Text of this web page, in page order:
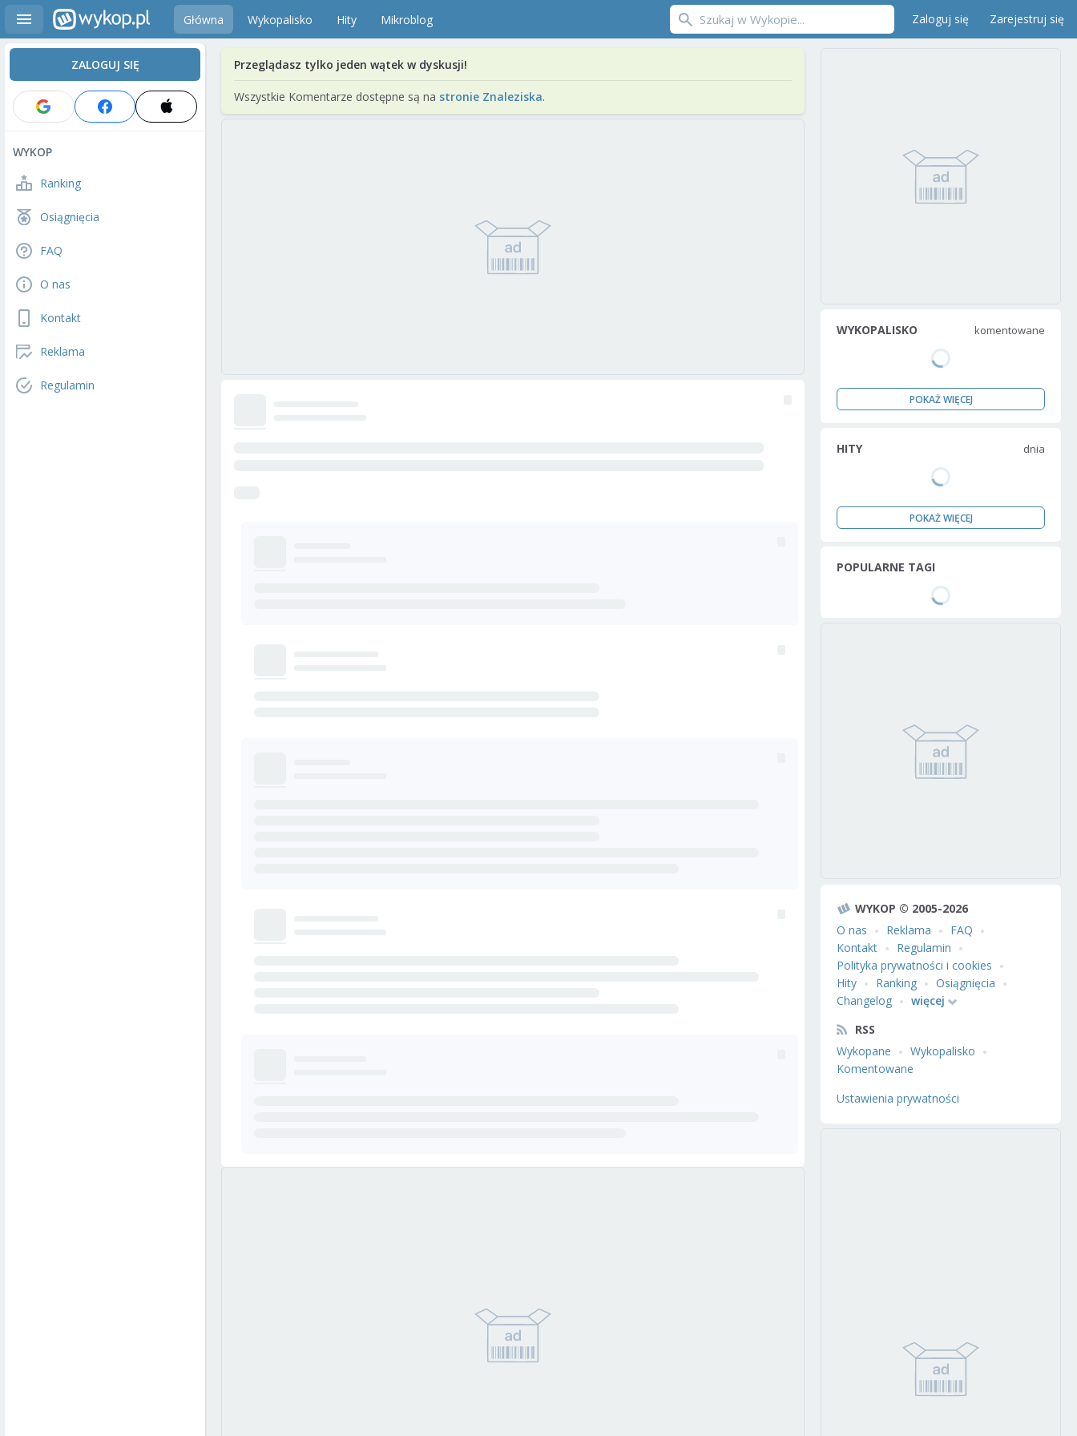
Główna Wykopalisko Hity Mikroblog Zaloguj się Zarejestruj się
ZALOGUJ SIĘ
WYKOP
Ranking
Osiągnięcia
FAQ
O nas
Kontakt
Reklama
Regulamin
Przeglądasz tylko jeden wątek w dyskusji!
Wszystkie Komentarze dostępne są na stronie Znaleziska.
WYKOPALISKO komentowane
POKAŻ WIĘCEJ
HITY dnia
POKAŻ WIĘCEJ
POPULARNE TAGI
WYKOP © 2005-2026
O nas
Reklama
FAQ
Kontakt
Regulamin
Polityka prywatności i cookies
Hity
Ranking
Osiągnięcia
Changelog
więcej
RSS
Wykopane
Wykopalisko
Komentowane
Ustawienia prywatności